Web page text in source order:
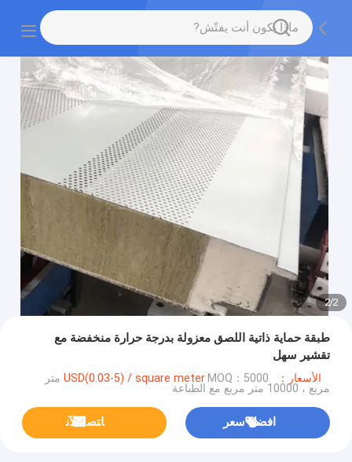
2
/
2
طبقة حماية ذاتية اللصق معزولة بدرجة حرارة منخفضة مع
تقشير سهل
الأسعار：USD(0.03-5) / square meter MOQ：5000 متر
مربع ، 10000 متر مربع مع الطباعة
افضل سعر ﺎﺘﺼﻟ ﺍﻶﻧ